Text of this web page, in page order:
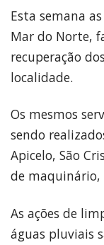
Esta semana
Mar do Norte,
recuperação
localidade.
Os mesmos
sendo
Apicelo, São
de maquinário,
As ações de
águas pluviais